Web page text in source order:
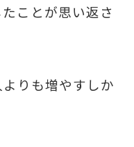
ことが思い返さ
りも増やすしか